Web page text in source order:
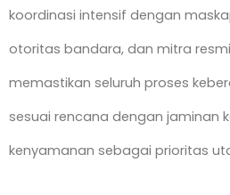
koordinasi intensif dengan
otoritas bandara, dan mitra
memastikan seluruh proses
sesuai rencana dengan jaminan
kenyamanan sebagai prioritas